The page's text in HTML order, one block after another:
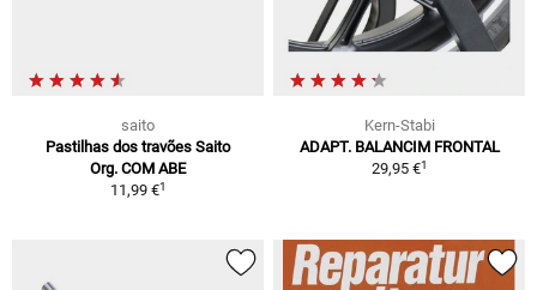
saito
Pastilhas dos travões Saito
Org. COM ABE
11,99 €1
Kern-Stabi
ADAPT. BALANCIM FRONTAL
29,95 €1